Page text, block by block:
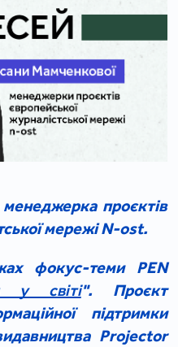
проєктів
мережі N-ost.
фокус-теми PEN
у світі". Проєкт
підтримки
Projector